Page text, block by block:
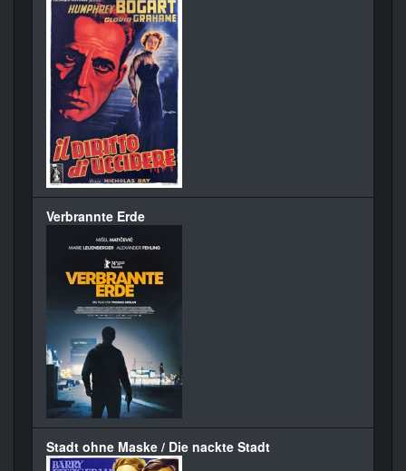
Verbrannte Erde
Stadt ohne Maske / Die nackte Stadt